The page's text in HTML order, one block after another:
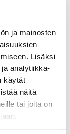
ja mainosten
Lisäksi
analytiikka-
käytät
näitä
tai joita on
Vantaalle